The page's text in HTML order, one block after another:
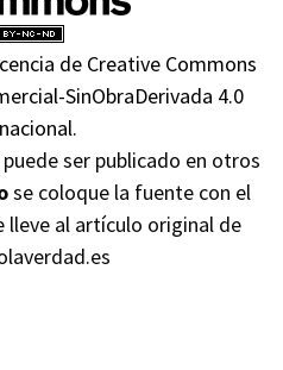
de Creative Commons
SinObraDerivada 4.0
.
ser publicado en otros
se coloque la fuente con el
lleve al artículo original de